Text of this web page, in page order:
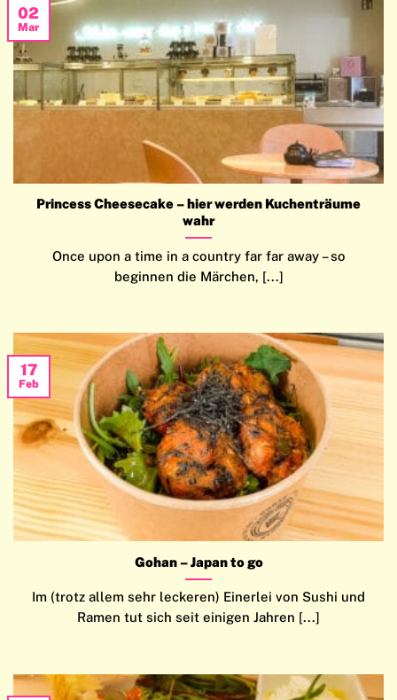
Princess Cheesecake – hier werden Kuchenträume
wahr
Once upon a time in a country far far away – so
beginnen die Märchen, [...]
02
Mar
Gohan – Japan to go
Im (trotz allem sehr leckeren) Einerlei von Sushi und
Ramen tut sich seit einigen Jahren [...]
17
Feb